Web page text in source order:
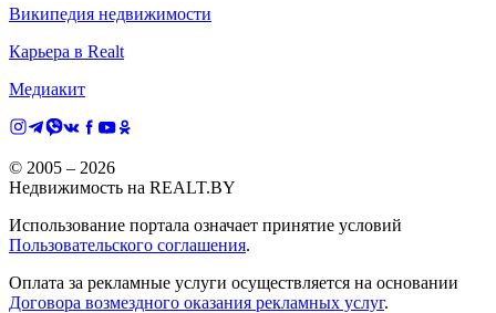
Википедия недвижимости
Карьера в Realt
Медиакит
© 2005 – 2026
Недвижимость на REALT.BY
Использование портала означает принятие условий
Пользовательского соглашения.
Оплата за рекламные услуги осуществляется на основании
Договора возмездного оказания рекламных услуг.